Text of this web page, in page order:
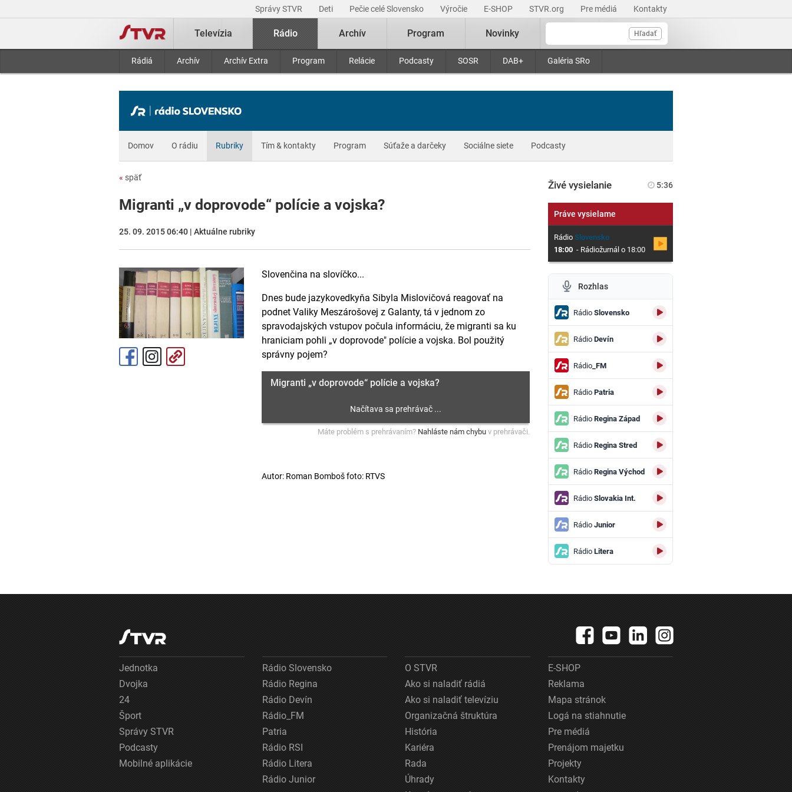
Správy STVR Deti Pečie celé Slovensko Výročie E-SHOP STVR.org Pre médiá Kontakty
Hľadať
Televízia Rádio
Rádiá Archív Archív Extra Program Relácie Podcasty SOSR DAB+ Galéria SRo
Archív Program Novinky
Domov O rádiu Rubriky Tím & kontakty Program Súťaže a darčeky Sociálne siete Podcasty
« späť
Migranti „v doprovode“ polície a vojska?
25. 09. 2015 06:40 | Aktuálne rubriky
Slovenčina na slovíčko...
Dnes bude jazykovedkyňa Sibyla Mislovičová reagovať na
podnet Valiky Meszárošovej z Galanty, tá v jednom zo
spravodajských vstupov počula informáciu, že migranti sa ku
hraniciam pohli „v doprovode" polície a vojska. Bol použitý
správny pojem?
Migranti „v doprovode“ polície a vojska?
Máte problém s prehrávaním? Nahláste nám chybu v prehrávači.
Autor: Roman Bomboš foto: RTVS
Živé vysielanie 5:36
Práve vysielame
RádioSlovensko
18:00 - Rádiožurnál o 18:00
Rozhlas
RádioSlovensko
RádioDevín
Rádio_FM
RádioPatria
RádioRegina Západ
RádioRegina Stred
RádioRegina Východ
RádioSlovakia Int.
RádioJunior
RádioLitera
Jednotka
Dvojka
24
Šport
Správy STVR
Podcasty
Mobilné aplikácie
Rádio Slovensko
Rádio Regina
Rádio Devín
Rádio_FM
Patria
Rádio RSI
Rádio Litera
Rádio Junior
O STVR
Ako si naladiť rádiá
Ako si naladiť televíziu
Organizačná štruktúra
História
Kariéra
Rada
Úhrady
E-SHOP
Reklama
Mapa stránok
Logá na stiahnutie
Pre médiá
Prenájom majetku
Projekty
Kontakty